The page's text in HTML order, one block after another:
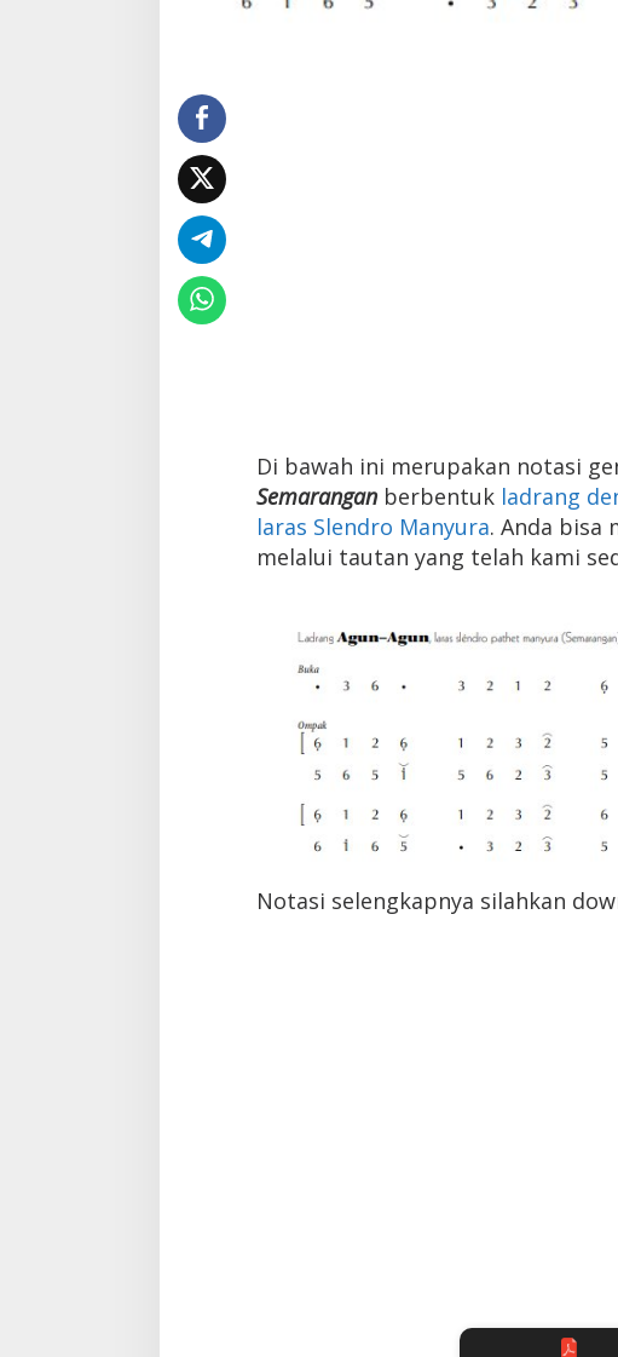
Di bawah ini merupakan notasi
Semaranganberbentuk ladrang
laras Slendro Manyura. Anda bisa
melalui tautan yang telah kami
Notasi selengkapnya silahkan